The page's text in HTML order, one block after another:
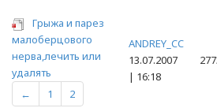
Грыжа и парез
малоберцового
нерва,лечить или
удалять
←
1 2
ANDREY_CC
13.07.2007
| 16:18